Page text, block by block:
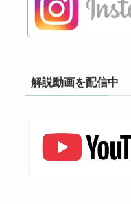
解説動画を配信中